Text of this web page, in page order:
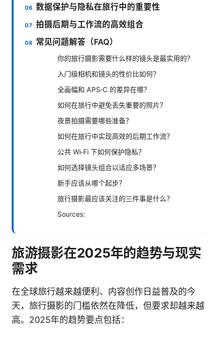
数据保护与隐私在旅行中的重要性
拍摄后期与工作流的高效组合
常见问题解答（FAQ）
你的旅行摄影需要什么样的镜头是最实用的？
入门级相机和镜头的性价比如何？
全画幅和 APS‑C 的差异在哪？
如何在旅行中避免丢失重要的照片？
夜景拍摄需要哪些准备？
如何在旅行中实现高效的后期工作流？
公共 Wi‑Fi 下如何保护隐私？
如何选择镜头组合以适应多场景？
新手应该从哪个起步？
旅行摄影最应该关注的三件事是什么？
Sources:
旅游摄影在2025年的趋势与现实
需求
在全球旅行越来越便利、内容创作日益普及的今
天，旅行摄影的门槛依然在降低，但要求却越来越
高。2025年的趋势要点包括：